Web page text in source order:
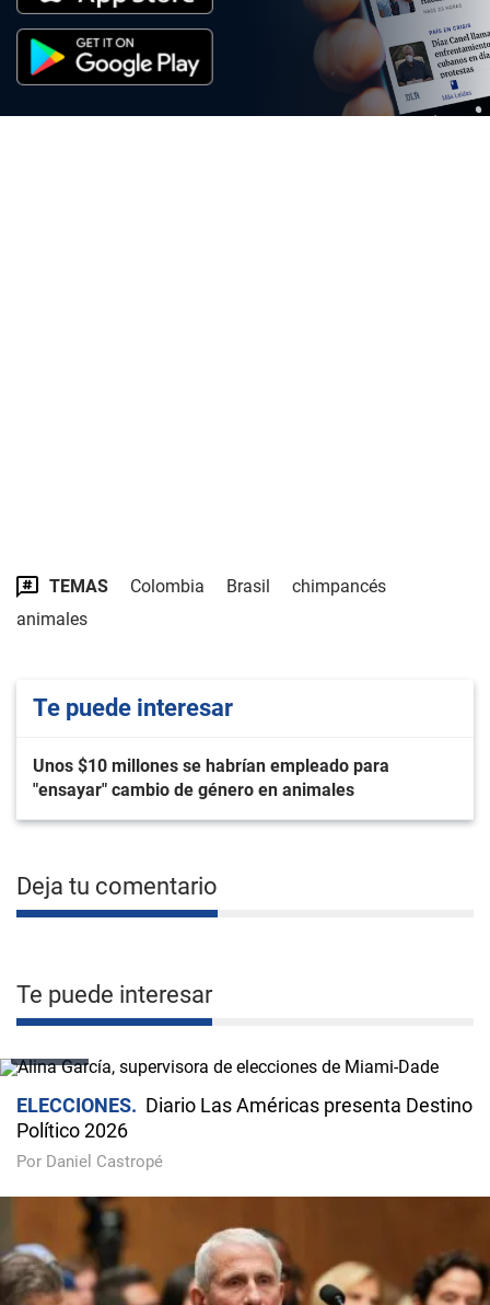
TEMAS Colombia Brasil
chimpancés
animales
Te puede interesar
Unos $10 millones se habrían empleado para
"ensayar" cambio de género en animales
Deja tu comentario
Te puede interesar
ELECCIONES
Diario Las Américas presenta Destino
Político 2026
Por Daniel Castropé